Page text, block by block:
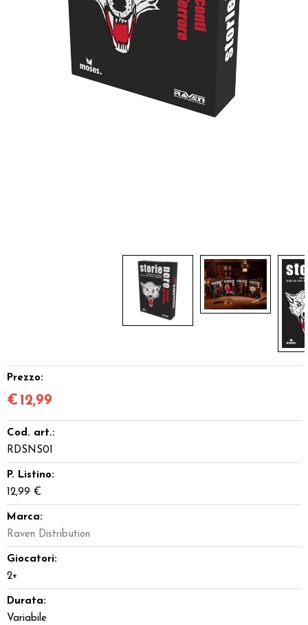
Giocattoli e Gadget
Prezzo:
€ 12,99
Cod. art.:
RDSNS01
P. Listino:
12,99 €
Marca:
Raven Distribution
Giocatori:
2+
Durata:
Variabile